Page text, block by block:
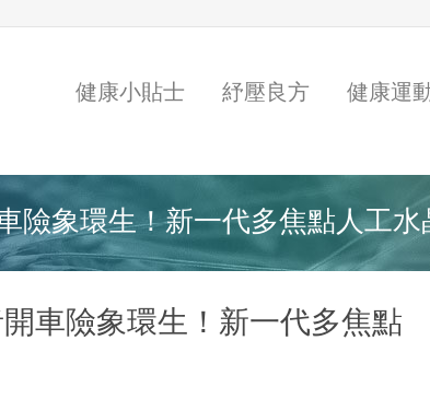
健康小貼士 紓壓良方 健康運
險象環生！新一代多焦點人工水
車險象環生！新一代多焦點